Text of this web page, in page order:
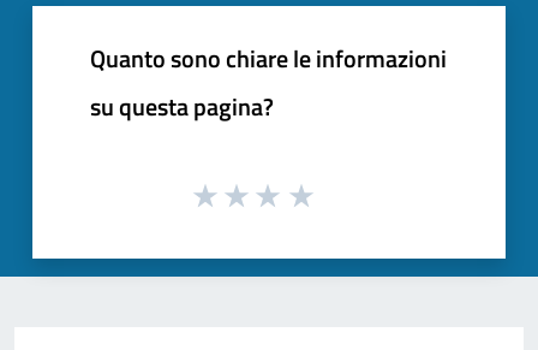
Quanto sono chiare le informazioni
su questa pagina?